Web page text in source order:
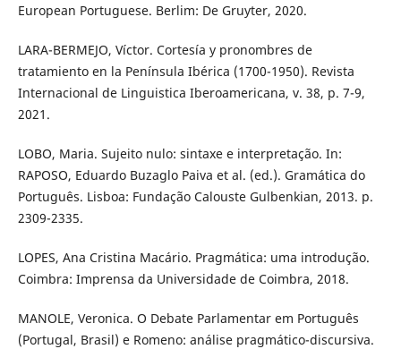
European Portuguese. Berlim: De Gruyter, 2020.
LARA-BERMEJO, Víctor. Cortesía y pronombres de
tratamiento en la Península Ibérica (1700-1950). Revista
Internacional de Linguistica Iberoamericana, v. 38, p. 7-9,
2021.
LOBO, Maria. Sujeito nulo: sintaxe e interpretação. In:
RAPOSO, Eduardo Buzaglo Paiva et al. (ed.). Gramática do
Português. Lisboa: Fundação Calouste Gulbenkian, 2013. p.
2309-2335.
LOPES, Ana Cristina Macário. Pragmática: uma introdução.
Coimbra: Imprensa da Universidade de Coimbra, 2018.
MANOLE, Veronica. O Debate Parlamentar em Português
(Portugal, Brasil) e Romeno: análise pragmático-discursiva.